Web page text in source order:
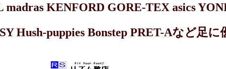
KENFORD GORE-TEX asics
Hush-puppies Bonstep PRET-Aなど足